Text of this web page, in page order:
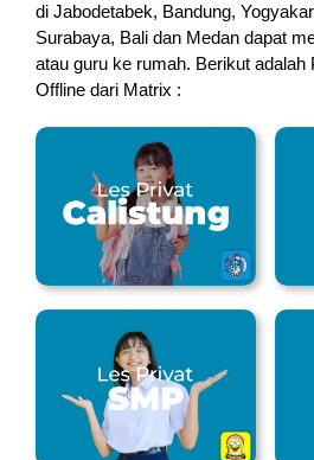
di Jabodetabek, Bandung,
Surabaya, Bali dan Medan dapat
atau guru ke rumah. Berikut adalah
Offline dari Matrix :